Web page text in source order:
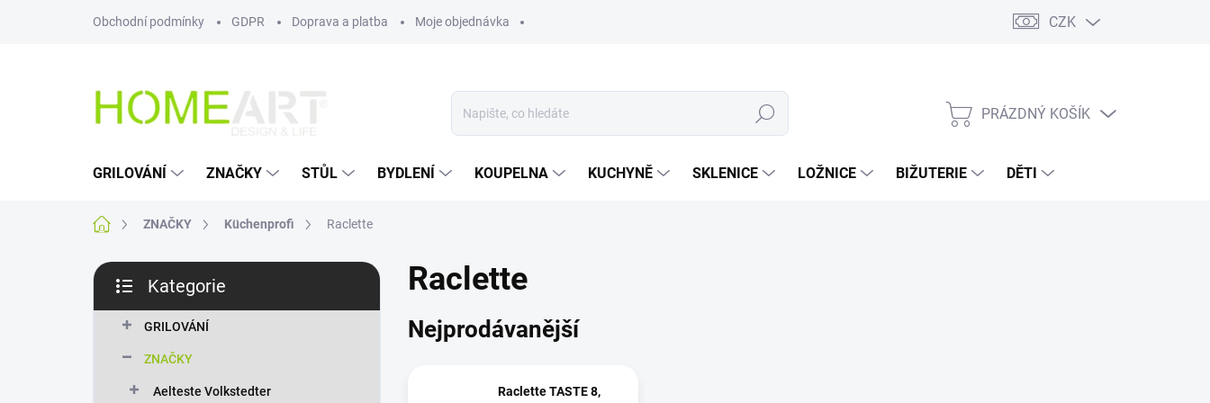
Obchodní podmínky GDPR Doprava a platba Moje objednávka CZK
Hledat
NÁKUPNÍ
PRÁZDNÝ KOŠÍK
GRILOVÁNÍ ZNAČKY STŮL BYDLENÍ KOUPELNA KUCHYNĚ SKLENICE LOŽNICE BIŽUTERIE DĚTI
Domů ZNAČKY Küchenprofi Raclette
P
s
kategorie
Kategorie
GRILOVÁNÍ
ZNAČKY
Aelteste Volkstedter
Raclette
Nejprodávanější
Raclette TASTE 8,